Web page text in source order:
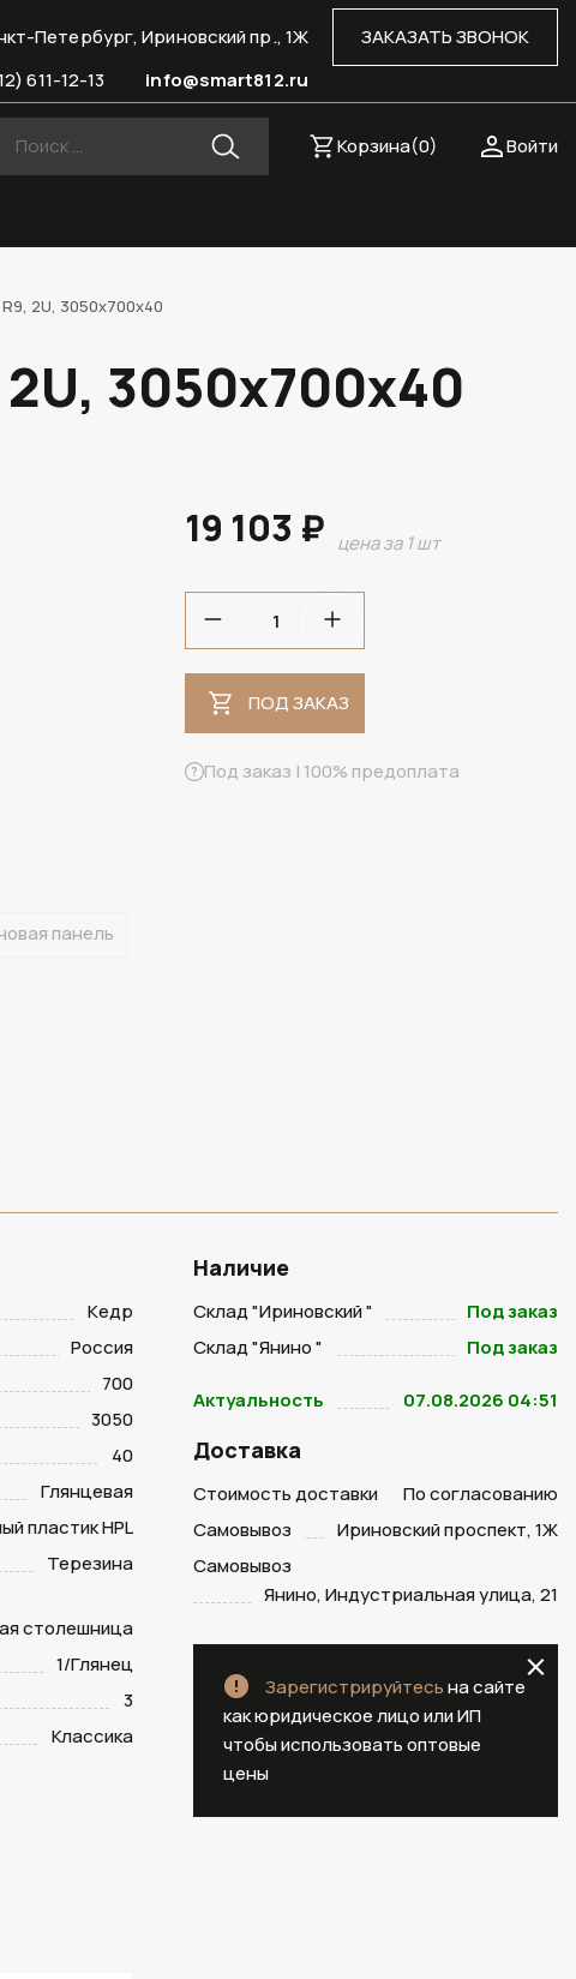
ЗАКАЗАТЬ ЗВОНОК
Петербург, Ириновский пр., 1Ж
info@smart812.ru
611-12-13
Войти
Корзина(0)
2U, 3050х700х40
3050х700х40
панель
19 103 ₽ цена за 1 шт
ПОД ЗАКАЗ
Под заказ | 100% предоплата
Кедр
Россия
700
3050
40
Глянцевая
пластик HPL
Терезина
столешница
1/Глянец
3
Классика
Наличие
Склад "Ириновский "
Под заказ
Склад "Янино "
Под заказ
Актуальность 07.08.2026 04:51
Доставка
Стоимость доставки
По согласованию
Самовывоз
Ириновский проспект, 1Ж
Самовывоз
Янино, Индустриальная улица, 21
Зарегистрируйтесьна сайте
как юридическое лицо или ИП
чтобы использовать оптовые
цены